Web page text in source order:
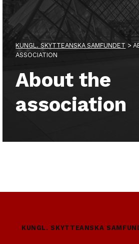
KUNGL. SKYTTEANSKA SAMFUNDET >
ASSOCIATION
About the
association
KUNGL. SKYTTEANSKA